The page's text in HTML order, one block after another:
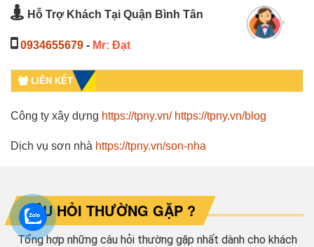
Hỗ Trợ Khách Tại Quận Bình Tân
0934655679 - Mr: Đạt
LIÊN KẾT
Công ty xây dựng https://tpny.vn/ https://tpny.vn/blog
Dịch vụ sơn nhà https://tpny.vn/son-nha
CÂU HỎI THƯỜNG GẶP ?
Tổng hợp những câu hỏi thường gặp nhất dành cho khách